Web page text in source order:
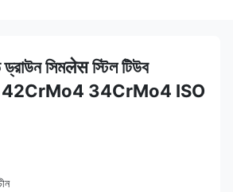
সিমलेस স্টিল টিউব
34CrMo4 ISO